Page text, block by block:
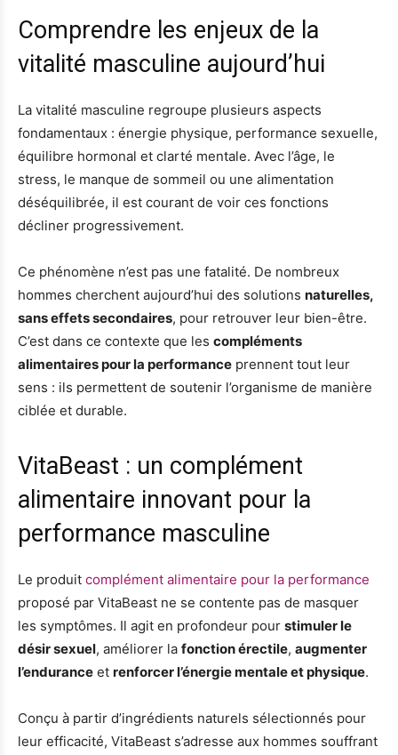
Comprendre les enjeux de la
vitalité masculine aujourd’hui
La vitalité masculine regroupe plusieurs aspects
fondamentaux : énergie physique, performance sexuelle,
équilibre hormonal et clarté mentale. Avec l’âge, le
stress, le manque de sommeil ou une alimentation
déséquilibrée, il est courant de voir ces fonctions
décliner progressivement.
Ce phénomène n’est pas une fatalité. De nombreux
hommes cherchent aujourd’hui des solutions naturelles,
sans effets secondaires, pour retrouver leur bien-être.
C’est dans ce contexte que les compléments
alimentaires pour la performance prennent tout leur
sens : ils permettent de soutenir l’organisme de manière
ciblée et durable.
VitaBeast : un complément
alimentaire innovant pour la
performance masculine
Le produit complément alimentaire pour la performance
proposé par VitaBeast ne se contente pas de masquer
les symptômes. Il agit en profondeur pour stimuler le
désir sexuel, améliorer la fonction érectile, augmenter
l’endurance et renforcer l’énergie mentale et physique.
Conçu à partir d’ingrédients naturels sélectionnés pour
leur efficacité, VitaBeast s’adresse aux hommes souffrant